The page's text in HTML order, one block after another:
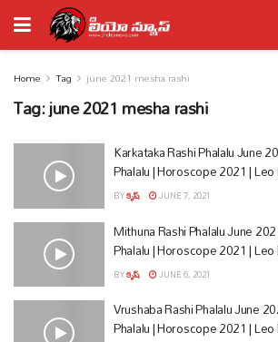
Home Tag june 2021 mesha rashi
Tag:june 2021 mesha rashi
Karkataka Rashi Phalalu June
Phalalu | Horoscope 2021 |
BYకృష్ JUNE 7, 2021
Mithuna Rashi Phalalu June
Phalalu | Horoscope 2021 |
BYకృష్ JUNE 6, 2021
Vrushaba Rashi Phalalu June
Phalalu | Horoscope 2021 |